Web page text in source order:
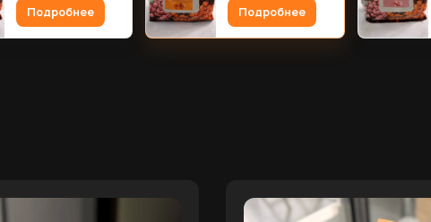
Подробнее
Подробнее